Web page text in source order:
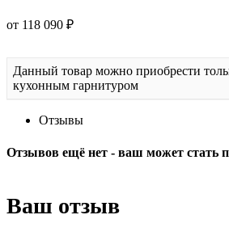
от 118 090 ₽
Данный товар можно приобрести
кухонным гарнитуром
Отзывы
Отзывов ещё нет - ваш может стать
Ваш отзыв